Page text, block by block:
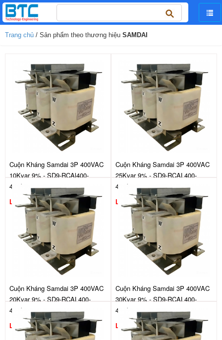
Tìm
kiếm
Trang chủ / Sản phẩm theo thương hiệu SAMDAI
Cuộn Kháng Samdai 3P 400VAC
10Kvar 9% - SD9-RCAl400-
440/10
Liên hệ
Cuộn Kháng Samdai 3P 400VAC
25Kvar 9% - SD9-RCAL400-
440/25
Liên hệ
Cuộn Kháng Samdai 3P 400VAC
20Kvar 9% - SD9-RCAL400-
440/20
Liên hệ
Cuộn Kháng Samdai 3P 400VAC
30Kvar 9% - SD9-RCAL400-
440/30
Liên hệ